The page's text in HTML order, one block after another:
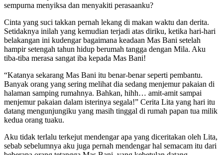
sempurna menyiksa dan menyakiti perasaanku?
Cinta yang suci takkan pernah lekang di makan waktu dan derita.
Setidaknya inilah yang kemudian terjadi atas diriku, ketika hari-hari
belakangan ini kudengar bagaimana keadaan Mas Bani setelah
hampir setengah tahun hidup berumah tangga dengan Mila. Aku
tiba-tiba merasa sangat iba kepada Mas Bani!
“Katanya sekarang Mas Bani itu benar-benar seperti pembantu.
Banyak orang yang sering melihat dia sedang menjemur pakaian di
halaman samping rumahnya. Bahkan, hihh… amit-amit sampai
menjemur pakaian dalam isterinya segala!” Cerita Lita yang hari itu
datang mengunjungiku yang masih tinggal di rumah papan tua milik
kedua orang tuaku.
Aku tidak terlalu terkejut mendengar apa yang diceritakan oleh Lita,
sebab sebelumnya aku juga pernah mendengar hal semacam itu dari